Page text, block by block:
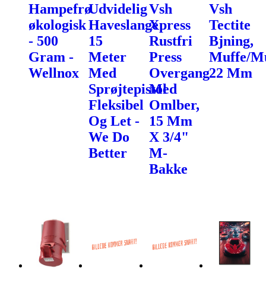
Hampefrø
økologisk
- 500
Gram -
Wellnox
Udvidelig
Haveslange
15
Meter
Med
Sprøjtepistol
Fleksibel
Og Let -
We Do
Better
Vsh
Xpress
Rustfri
Press
Overgang
Med
Omlber,
15 Mm
X 3/4"
M-
Bakke
Vsh
Tectite
Bjning,
Muffe/
22 Mm